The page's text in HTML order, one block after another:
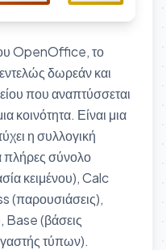
OpenOffice, το
δωρεάν και
που αναπτύσσεται
κοινότητα. Είναι μια
η συλλογική
πλήρες σύνολο
κειμένου), Calc
(παρουσιάσεις),
Base (βάσεις
τύπων).